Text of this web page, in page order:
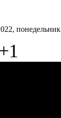
понедельник